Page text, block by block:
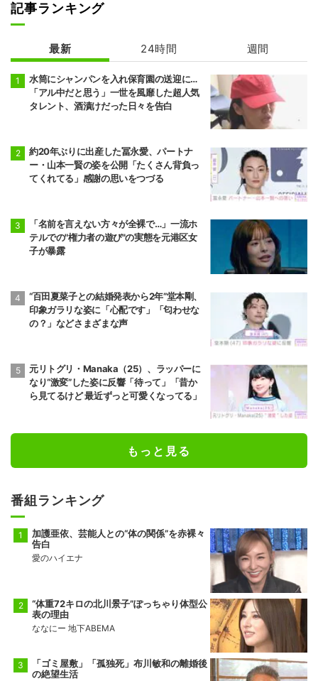
記事ランキング
最新 24時間 週間
水筒にシャンパンを入れ保育園の送迎に…
「アル中だと思う」一世を風靡した超人気
タレント、酒漬けだった日々を告白
約20年ぶりに出産した冨永愛、パートナ
ー・山本一賢の姿を公開「たくさん背負っ
てくれてる」感謝の思いをつづる
「名前を言えない方々が全裸で…」一流ホ
テルでの"権力者の遊び"の実態を元港区女
子が暴露
“百田夏菜子との結婚発表から2年”堂本剛、
印象ガラリな姿に「心配です」「匂わせな
の？」などさまざまな声
元リトグリ・Manaka（25）、ラッパーに
なり“激変”した姿に反響「待って」「昔か
ら見てるけど 最近ずっと可愛くなってる」
もっと見る
番組ランキング
加護亜依、芸能人との“体の関係”を赤裸々
告白
愛のハイエナ
“体重72キロの北川景子”ぽっちゃり体型公
表の理由
ななにー 地下ABEMA
「ゴミ屋敷」「孤独死」布川敏和の離婚後
の絶望生活